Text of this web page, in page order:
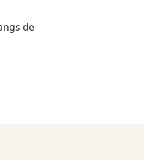
de